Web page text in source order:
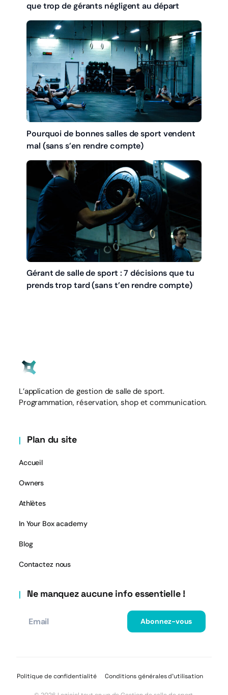
que trop de gérants négligent au départ
Pourquoi de bonnes salles de sport vendent
mal (sans s’en rendre compte)
Gérant de salle de sport : 7 décisions que tu
prends trop tard (sans t’en rendre compte)
L’application de gestion de salle de sport.
Programmation, réservation, shop et communication.
Plan du site
Accueil
Owners
Athlètes
In Your Box academy
Blog
Contactez nous
Ne manquez aucune info essentielle !
Politique de confidentialité Conditions générales d’utilisation